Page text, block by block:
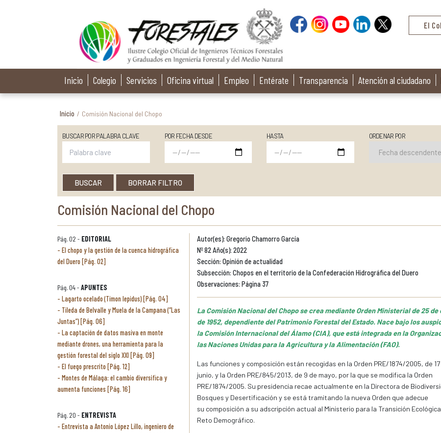
El
Inicio Colegio Servicios Oficina virtual Empleo Entérate Transparencia Atención al ciudadano
Inicio / Comisión Nacional del Chopo
BUSCAR POR PALABRA CLAVE POR FECHA DESDE HASTA ORDENAR POR
BUSCAR BORRAR FILTRO
Comisión Nacional del Chopo
Pág. 02 - EDITORIAL
El chopo y la gestión de la cuenca hidrográfica
del Duero [Pág. 02]
Pág. 04 - APUNTES
Lagarto ocelado (Timon lepidus) [Pág. 04]
Tileda de Belvalle y Muela de la Campana (“Las
Juntas”) [Pág. 06]
La captación de datos masiva en monte
mediante drones, una herramienta para la
gestión forestal del siglo XXI [Pág. 09]
El fuego prescrito [Pág. 12]
Montes de Málaga: el cambio diversifica y
aumenta funciones [Pág. 16]
Pág. 20 - ENTREVISTA
Entrevista a Antonio López Lillo, ingeniero de
Autor(es): Gregorio Chamorro García
Nº 82 Año(s): 2022
Sección: Opinión de actualidad
Subsección: Chopos en el territorio de la Confederación Hidrográfica del Duero
Observaciones: Página 37
La Comisión Nacional del Chopo se crea mediante Orden Ministerial de 25 de
de 1952, dependiente del Patrimonio Forestal del Estado. Nace bajo los
la Comisión Internacional del Álamo (CIA), que está integrada en la
las Naciones Unidas para la Agricultura y la Alimentación (FAO).
Las funciones y composición están recogidas en la Orden PRE/1874/2005, de 17
junio, y la Orden PRE/845/2013, de 9 de mayo, por la que se modifica la Orden
PRE/1874/2005. Su presidencia recae actualmente en la Directora de
Bosques y Desertificación y se está tramitando la nueva Orden que adecue
su composición a su adscripción actual al Ministerio para la Transición
Reto Demográfico.